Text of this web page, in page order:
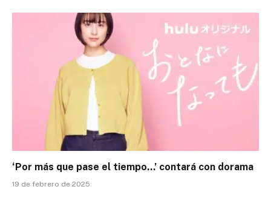
‘Por más que pase el tiempo…’ contará con dorama
19 de febrero de 2025